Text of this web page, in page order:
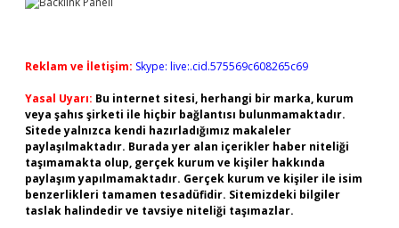
Reklam ve İletişim: Skype: live:.cid.575569c608265c69
Yasal Uyarı: Bu internet sitesi, herhangi bir marka, kurum
veya şahıs şirketi ile hiçbir bağlantısı bulunmamaktadır.
Sitede yalnızca kendi hazırladığımız makaleler
paylaşılmaktadır. Burada yer alan içerikler haber niteliği
taşımamakta olup, gerçek kurum ve kişiler hakkında
paylaşım yapılmamaktadır. Gerçek kurum ve kişiler ile isim
benzerlikleri tamamen tesadüfidir. Sitemizdeki bilgiler
taslak halindedir ve tavsiye niteliği taşımazlar.